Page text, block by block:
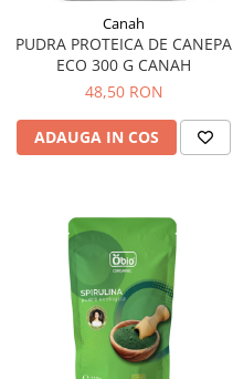
Canah
PUDRA PROTEICA DE CANEPA
ECO 300 G CANAH
48,50 RON
ADAUGA IN COS